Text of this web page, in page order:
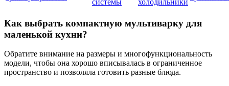
системы
холодильники
Как выбрать компактную мультиварку для
маленькой кухни?
Обратите внимание на размеры и многофункциональность
модели, чтобы она хорошо вписывалась в ограниченное
пространство и позволяла готовить разные блюда.